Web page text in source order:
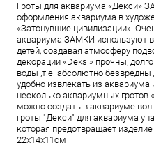
Гроты для аквариума «Декси»
оформления аквариума в
«Затонувшие цивилизации».
аквариума ЗАМКИ используют
детей, создавая атмосферу
декорации «Deksi» прочны,
воды ,т.е. абсолютно
удобно извлекать из
несколько аквариумных
можно создать в аквариуме
гроты "Декси" для аквариума
которая предотвращает
22х14х11см